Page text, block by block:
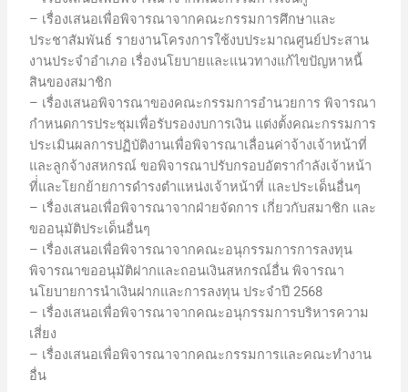
– เรื่องเสนอเพื่อพิจารณาจากคณะกรรมการศึกษาและ
ประชาสัมพันธ์ รายงานโครงการใช้งบประมาณศูนย์ประสาน
งานประจำอำเภอ เรื่องนโยบายและแนวทางแก้ไขปัญหาหนี้
สินของสมาชิก
– เรื่องเสนอพิจารณาของคณะกรรมการอำนวยการ พิจารณา
กำหนดการประชุมเพื่อรับรองงบการเงิน แต่งตั้งคณะกรรมการ
ประเมินผลการปฏิบัติงานเพื่อพิจารณาเลื่อนค่าจ้างเจ้าหน้าที่
และลูกจ้างสหกรณ์ ขอพิจารณาปรับกรอบอัตรากำลังเจ้าหน้า
ที่่และโยกย้ายการดำรงตำแหน่งเจ้าหน้าที่ และประเด็นอื่นๆ
– เรื่องเสนอเพื่อพิจารณาจากฝ่ายจัดการ เกี่ยวกับสมาชิก และ
ขออนุมัติประเด็นอื่นๆ
– เรื่องเสนอเพื่อพิจารณาจากคณะอนุกรรมการการลงทุน
พิจารณาขออนุมัติฝากและถอนเงินสหกรณ์อื่น พิจารณา
นโยบายการนำเงินฝากและการลงทุน ประจำปี 2568
– เรื่องเสนอเพื่อพิจารณาจากคณะอนุกรรมการบริหารความ
เสี่ยง
– เรื่องเสนอเพื่อพิจารณาจากคณะกรรมการและคณะทำงาน
อื่น